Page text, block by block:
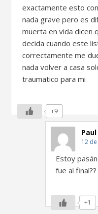
exactamente esto
nada grave pero es
muerta en vida dicen
decida cuando este
correctamente me
nada volver a casa
traumatico para mi
+9
Paul
12
Estoy
fue al
+1